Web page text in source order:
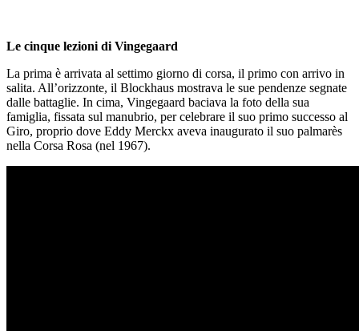
Le cinque lezioni di Vingegaard
La prima è arrivata al settimo giorno di corsa, il primo con arrivo in
salita. All’orizzonte, il Blockhaus mostrava le sue pendenze segnate
dalle battaglie. In cima, Vingegaard baciava la foto della sua
famiglia, fissata sul manubrio, per celebrare il suo primo successo al
Giro, proprio dove Eddy Merckx aveva inaugurato il suo palmarès
nella Corsa Rosa (nel 1967).